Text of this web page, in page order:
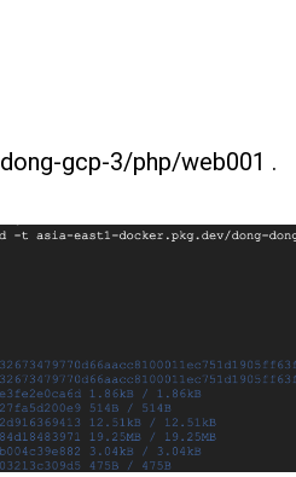
gcp-3/php/web001 .